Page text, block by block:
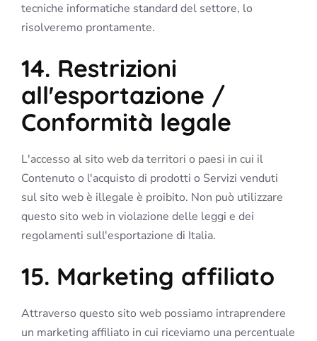
tecniche informatiche standard del settore, lo
risolveremo prontamente.
14. Restrizioni
all'esportazione /
Conformità legale
L'accesso al sito web da territori o paesi in cui il
Contenuto o l'acquisto di prodotti o Servizi venduti
sul sito web è illegale è proibito. Non può utilizzare
questo sito web in violazione delle leggi e dei
regolamenti sull'esportazione di Italia.
15. Marketing affiliato
Attraverso questo sito web possiamo intraprendere
un marketing affiliato in cui riceviamo una percentuale